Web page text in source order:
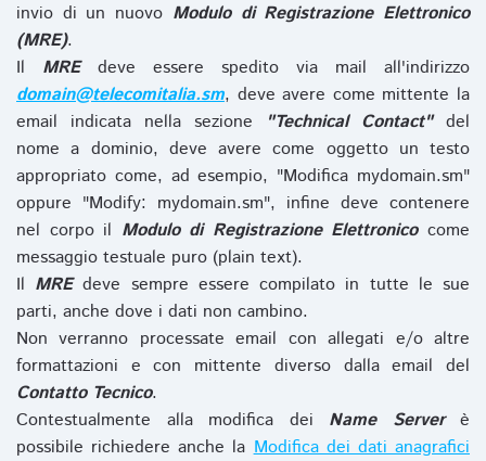
invio di un nuovo Modulo di Registrazione Elettronico
(MRE).
Il MREdeve essere spedito via mail all'indirizzo
domain@telecomitalia.sm, deve avere come mittente la
email indicata nella sezione
"Technical Contact"del
nome a dominio, deve avere come oggetto un testo
appropriato come, ad esempio, "Modifica mydomain.sm"
oppure "Modify: mydomain.sm", infine deve contenere
nel corpo il Modulo di Registrazione Elettronicocome
messaggio testuale puro (plain text).
Il MREdeve sempre essere compilato in tutte le sue
parti, anche dove i dati non cambino.
Non verranno processate email con allegati e/o altre
formattazioni e con mittente diverso dalla email del
Contatto Tecnico.
Contestualmente alla modifica dei Name Serverè
possibile richiedere anche laModifica dei dati anagrafici